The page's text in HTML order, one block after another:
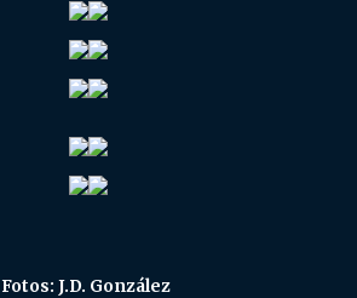
Fotos: J.D. González